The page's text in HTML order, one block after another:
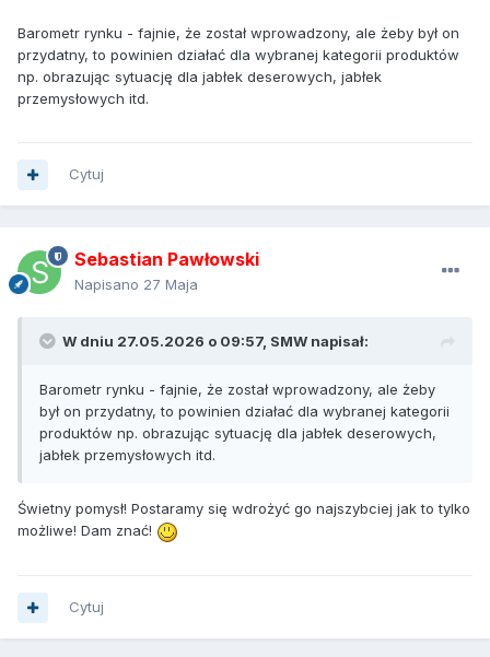
Barometr rynku - fajnie, że został wprowadzony, ale żeby był on
przydatny, to powinien działać dla wybranej kategorii produktów
np. obrazując sytuację dla jabłek deserowych, jabłek
przemysłowych itd.
Cytuj
Sebastian Pawłowski
Napisano 27 Maja
W dniu 27.05.2026 o 09:57, SMW napisał:
Barometr rynku - fajnie, że został wprowadzony, ale żeby
był on przydatny, to powinien działać dla wybranej kategorii
produktów np. obrazując sytuację dla jabłek deserowych,
jabłek przemysłowych itd.
Świetny pomysł! Postaramy się wdrożyć go najszybciej jak to tylko
możliwe! Dam znać!
Cytuj